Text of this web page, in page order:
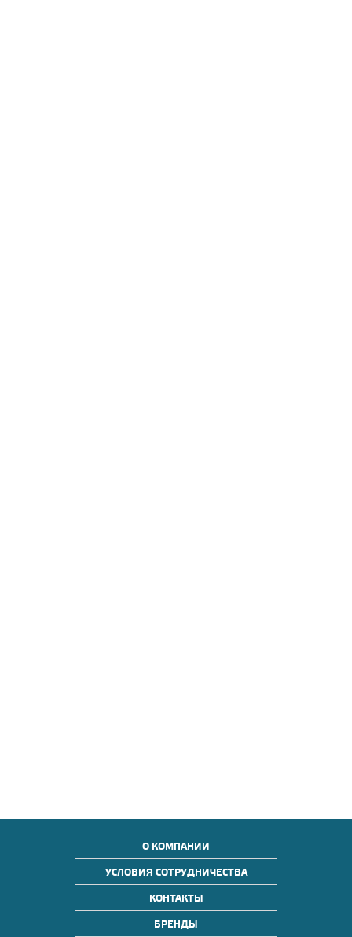
О КОМПАНИИ
УСЛОВИЯ СОТРУДНИЧЕСТВА
КОНТАКТЫ
БРЕНДЫ